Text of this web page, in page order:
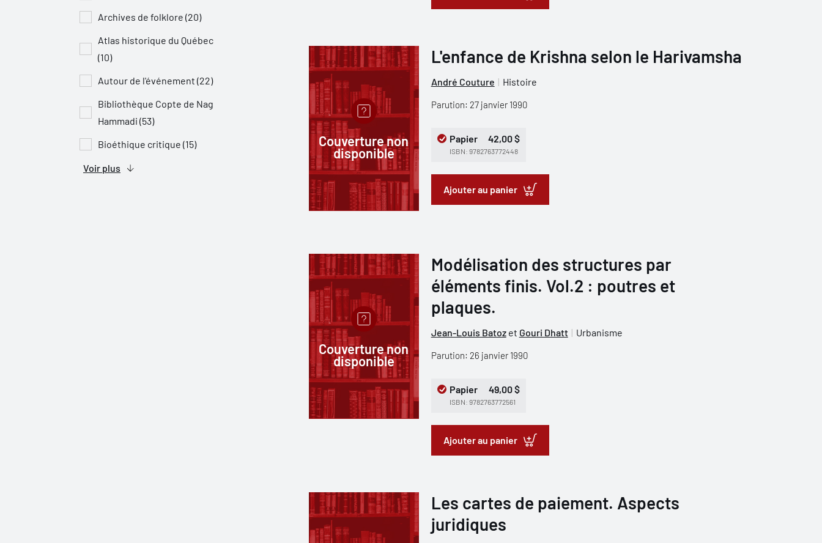
Archives de folklore (20)
Atlas historique du Québec
(10)
Autour de l'événement (22)
Bibliothèque Copte de Nag
Hammadi (53)
Bioéthique critique (15)
Voir plus
Couverture non
disponible
L'enfance de Krishna selon le Harivamsha
André Couture Histoire
Parution: 27 janvier 1990
Papier 42,00 $
ISBN: 9782763772448
Ajouter au panier
Couverture non
disponible
Modélisation des structures par
éléments finis. Vol.2 : poutres et
plaques.
Jean-Louis Batozet Gouri Dhatt Urbanisme
Parution: 26 janvier 1990
Papier 49,00 $
ISBN: 9782763772561
Ajouter au panier
Les cartes de paiement. Aspects
juridiques